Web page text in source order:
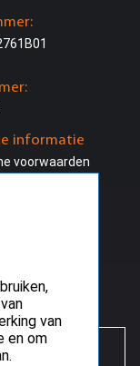
informatie
voorwaarden
recht
van
en om